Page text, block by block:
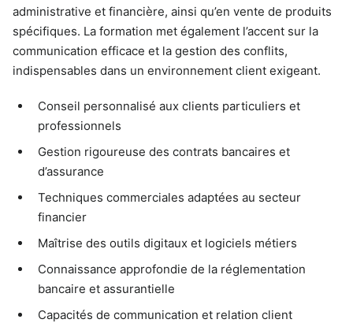
administrative et financière, ainsi qu’en vente de produits
spécifiques. La formation met également l’accent sur la
communication efficace et la gestion des conflits,
indispensables dans un environnement client exigeant.
Conseil personnalisé aux clients particuliers et
professionnels
Gestion rigoureuse des contrats bancaires et
d’assurance
Techniques commerciales adaptées au secteur
financier
Maîtrise des outils digitaux et logiciels métiers
Connaissance approfondie de la réglementation
bancaire et assurantielle
Capacités de communication et relation client